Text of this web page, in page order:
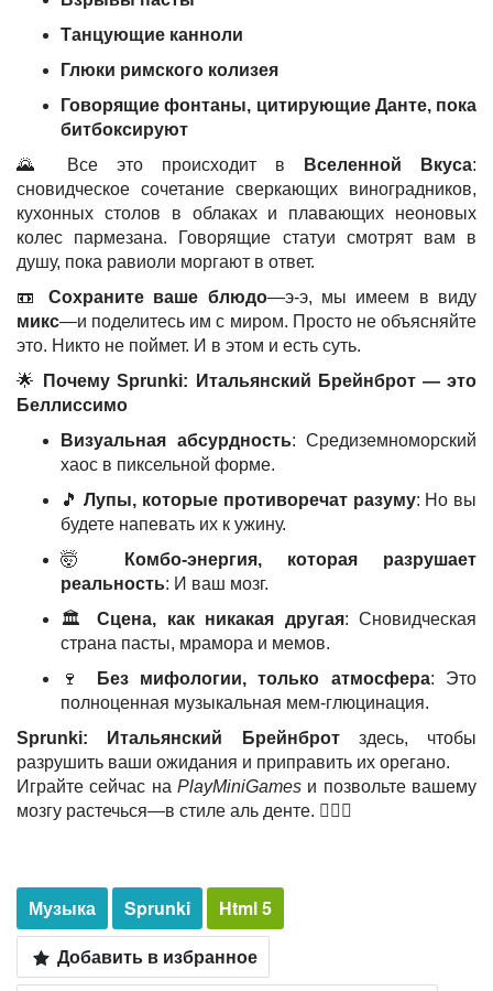
Танцующие канноли
Глюки римского колизея
Говорящие фонтаны, цитирующие Данте, пока
битбоксируют
🌄 Все это происходит в
Вселенной Вкуса:
сновидческое сочетание сверкающих виноградников,
кухонных столов в облаках и плавающих неоновых
колес пармезана. Говорящие статуи смотрят вам в
душу, пока равиоли моргают в ответ.
📼 Сохраните ваше блюдо—э-э, мы имеем в виду
микс—и поделитесь им с миром. Просто не объясняйте
это. Никто не поймет. И в этом и есть суть.
🌟
Почему Sprunki: Итальянский Брейнброт — это
Беллиссимо
Визуальная абсурдность: Средиземноморский
хаос в пиксельной форме.
🎵Лупы, которые противоречат разуму: Но вы
будете напевать их к ужину.
🤯
Комбо-энергия, которая разрушает
реальность: И ваш мозг.
🏛️ Сцена, как никакая другая: Сновидческая
страна пасты, мрамора и мемов.
🍷
Без мифологии, только атмосфера: Это
полноценная музыкальная мем-глюцинация.
Sprunki: Итальянский Брейнбротздесь, чтобы
разрушить ваши ожидания и приправить их орегано.
Играйте сейчас на PlayMiniGames и позвольте вашему
мозгу растечься—в стиле аль денте. 😵‍💫🍷
Музыка Sprunki
Html 5
Добавить в избранное